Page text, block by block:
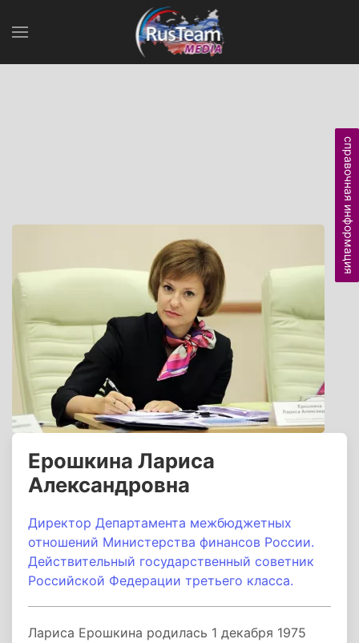
Ерошкина Лариса
Александровна
Директор Департамента межбюджетных
отношений Министерства финансов России.
Действительный государственный советник
Российской Федерации третьего класса.
Лариса Ерошкина родилась 1 декабря 1975
справочная информация